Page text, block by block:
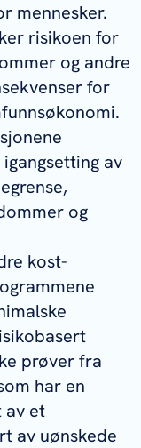
mennesker.
risikoen for
og andre
for
av
og
kost-
prøver fra
har en
av et
av uønskede